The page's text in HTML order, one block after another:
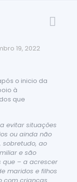
19, 2022
o inicio da
à
que
evitar situações
ou ainda não
ao
e são
que – a acrescer
maridos e filhos